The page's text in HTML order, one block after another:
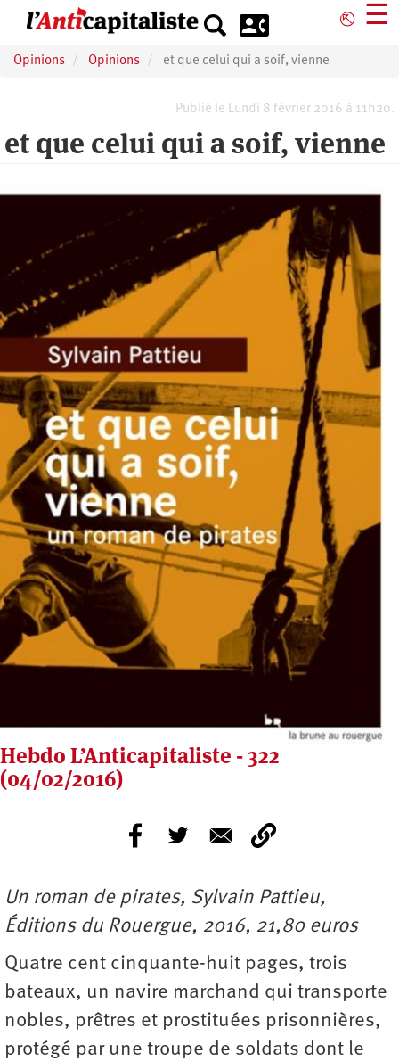
principal
⎋ ☰
Opinions Opinions et que celui qui a soif, vienne
Publié le Lundi 8 février 2016 à 11h20.
et que celui qui a soif, vienne
Hebdo L’Anticapitaliste - 322
(04/02/2016)
Un roman de pirates, Sylvain Pattieu,
Éditions du Rouergue, 2016, 21,80 euros
Quatre cent cinquante-huit pages, trois
bateaux, un navire marchand qui transporte
nobles, prêtres et prostituées prisonnières,
protégé par une troupe de soldats dont le